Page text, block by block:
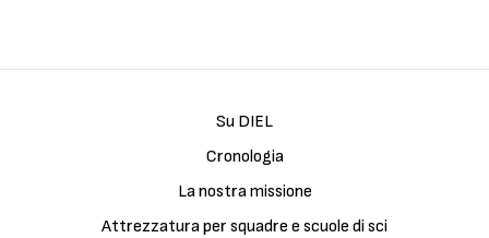
Su DIEL
Cronologia
La nostra missione
Attrezzatura per squadre e scuole di sci